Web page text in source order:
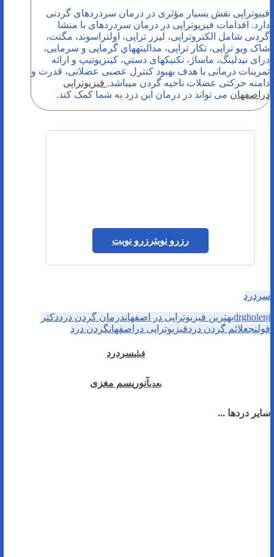
فییوتراپی نقش بسیار مؤثری در درمان سردردهای گردنی
دارد. اقدامات فیزیوتراپی در درمان سردردهای با منشا
گردنی شامل الکتروتراپی، ليزر تراپی، اولتراسوند، مگنت،
شاک ویو تراپی، تکار تراپی، مداليته­هاي گرمايی و سرمايی،
درای نیدلینگ، ماساژ، تکنیک­های دستي، کینزیوتیپ و ارائه
تمرینات درمانی با هدف بهبود کنترل عصبی عضلانی، قدرت و
دامنه حرکتی عضلات ناحیه گردن می­باشد. فیزیوتراپی
دراصفهان می تواند در درمان این درد به شما کمک کند.
رزرو نوبترزرو نوبت
سردرد
drgholenjبهترین فیزیوتراپی در اصفهاندرمان گردن درددکتر
قولنجعلائم گردن دردفیزیوتراپی دراصفهانگردن درد
قبلیسردرد
بعدیآنوریسم مغزی
سایر دردها ...